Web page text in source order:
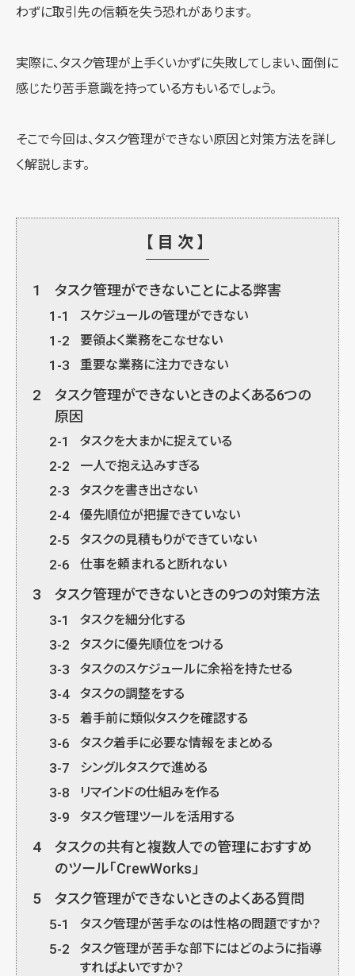
わずに取引先の信頼を失う恐れがあります。
実際に、タスク管理が上手くいかずに失敗してしまい、面倒に
感じたり苦手意識を持っている方もいるでしょう。
そこで今回は、タスク管理ができない原因と対策方法を詳し
く解説します。
【目次】
1 タスク管理ができないことによる弊害
1-1 スケジュールの管理ができない
1-2 要領よく業務をこなせない
1-3 重要な業務に注力できない
2
タスク管理ができないときのよくある6つの
原因
2-1 タスクを大まかに捉えている
2-2 一人で抱え込みすぎる
2-3 タスクを書き出さない
2-4 優先順位が把握できていない
2-5 タスクの見積もりができていない
2-6 仕事を頼まれると断れない
3 タスク管理ができないときの9つの対策方法
3-1 タスクを細分化する
3-2 タスクに優先順位をつける
3-3 タスクのスケジュールに余裕を持たせる
3-4 タスクの調整をする
3-5 着手前に類似タスクを確認する
3-6 タスク着手に必要な情報をまとめる
3-7 シングルタスクで進める
3-8 リマインドの仕組みを作る
3-9 タスク管理ツールを活用する
4
タスクの共有と複数人での管理におすすめ
のツール「CrewWorks」
5 タスク管理ができないときのよくある質問
5-1 タスク管理が苦手なのは性格の問題ですか？
5-2
タスク管理が苦手な部下にはどのように指導
すればよいですか？